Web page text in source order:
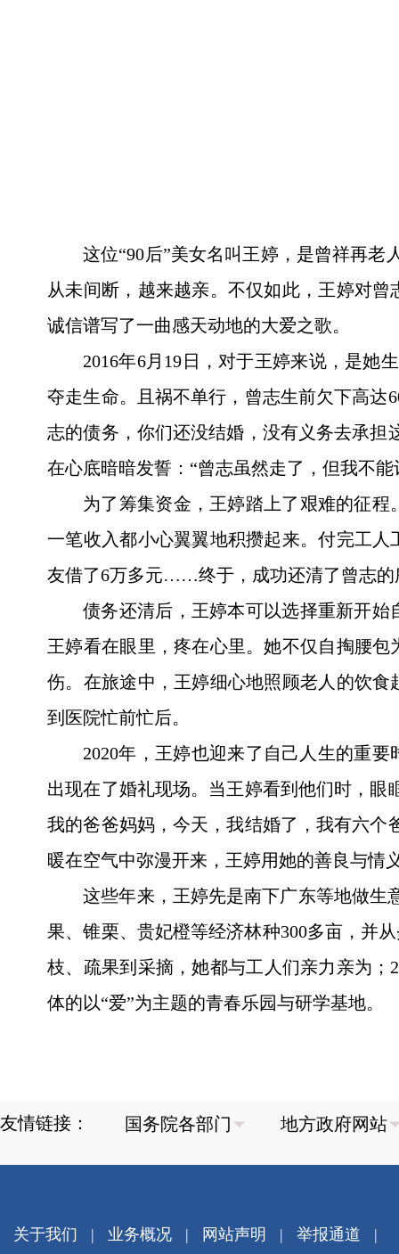
这位“90后”美女名叫王婷，是曾祥再
从未间断，越来越亲。不仅如此，王婷对
诚信谱写了一曲感天动地的大爱之歌。
2016年6月19日，对于王婷来说，是她
夺走生命。且祸不单行，曾志生前欠下高达
志的债务，你们还没结婚，没有义务去承担
在心底暗暗发誓：“曾志虽然走了，但我不
为了筹集资金，王婷踏上了艰难的征
一笔收入都小心翼翼地积攒起来。付完工
友借了6万多元……终于，成功还清了曾志的
债务还清后，王婷本可以选择重新开
王婷看在眼里，疼在心里。她不仅自掏腰
伤。在旅途中，王婷细心地照顾老人的饮
到医院忙前忙后。
2020年，王婷也迎来了自己人生的重
出现在了婚礼现场。当王婷看到他们时，
我的爸爸妈妈，今天，我结婚了，我有六个
暖在空气中弥漫开来，王婷用她的善良与情
这些年来，王婷先是南下广东等地做生
果、锥栗、贵妃橙等经济林种300多亩，并
枝、疏果到采摘，她都与工人们亲力亲为
体的以“爱”为主题的青春乐园与研学基地。
友情链接：
关于我们 | 业务概况| 网站声明 | 举报通道 |